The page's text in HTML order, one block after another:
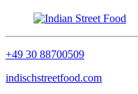
+49 30 88700509
indischstreetfood.com